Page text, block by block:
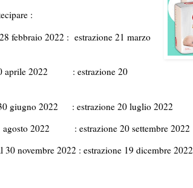
:
febbraio 2022 : estrazione 21 marzo
30 aprile 2022 : estrazione 20
30 giugno 2022 : estrazione 20 luglio 2022
agosto 2022 : estrazione 20 settembre 2022
30 novembre 2022 : estrazione 19 dicembre 2022